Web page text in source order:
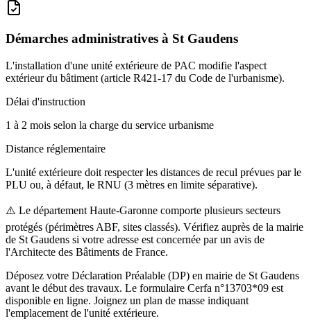
Démarches administratives à St Gaudens
L'installation d'une unité extérieure de PAC modifie l'aspect
extérieur du bâtiment (article R421-17 du Code de l'urbanisme).
Délai d'instruction
1 à 2 mois selon la charge du service urbanisme
Distance réglementaire
L'unité extérieure doit respecter les distances de recul prévues par le
PLU ou, à défaut, le RNU (3 mètres en limite séparative).
⚠️ Le département Haute-Garonne comporte plusieurs secteurs
protégés (périmètres ABF, sites classés). Vérifiez auprès de la mairie
de St Gaudens si votre adresse est concernée par un avis de
l'Architecte des Bâtiments de France.
Déposez votre Déclaration Préalable (DP) en mairie de St Gaudens
avant le début des travaux. Le formulaire Cerfa n°13703*09 est
disponible en ligne. Joignez un plan de masse indiquant
l'emplacement de l'unité extérieure.